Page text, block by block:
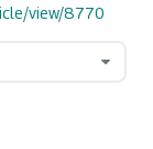
view/8770